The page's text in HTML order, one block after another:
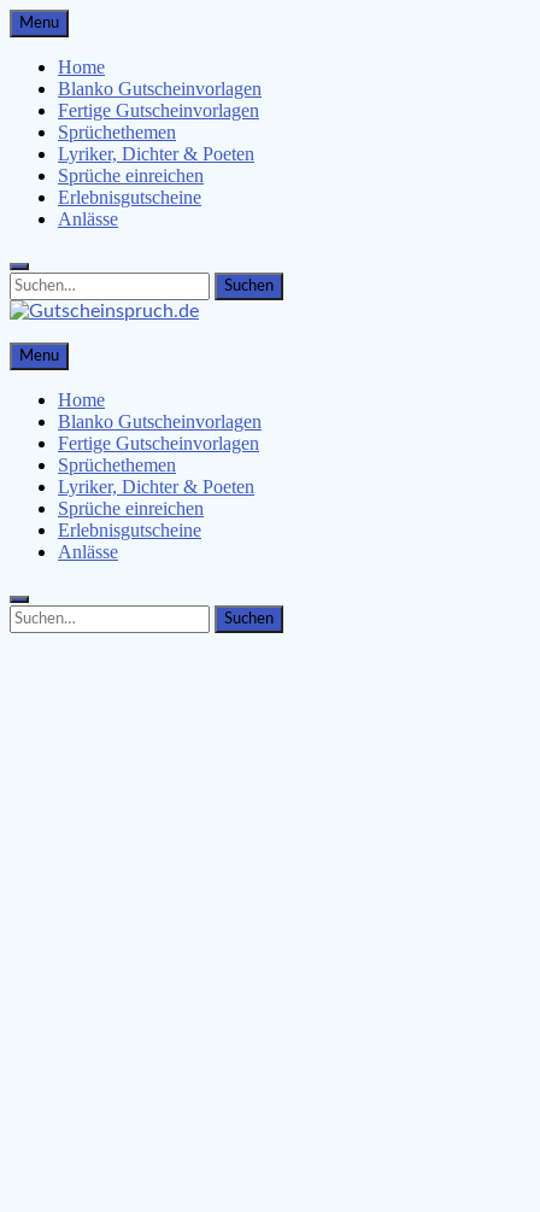
Skip
to
content
Menu
Home
Blanko Gutscheinvorlagen
Fertige Gutscheinvorlagen
Sprüchethemen
Lyriker, Dichter & Poeten
Sprüche einreichen
Erlebnisgutscheine
Anlässe
Search
for:
Search
Gutscheinspruch.de
Gutscheinsprüche & Gutscheinvorlagen finden
Menu
Home
Blanko Gutscheinvorlagen
Fertige Gutscheinvorlagen
Sprüchethemen
Lyriker, Dichter & Poeten
Sprüche einreichen
Erlebnisgutscheine
Anlässe
Search
for:
Search